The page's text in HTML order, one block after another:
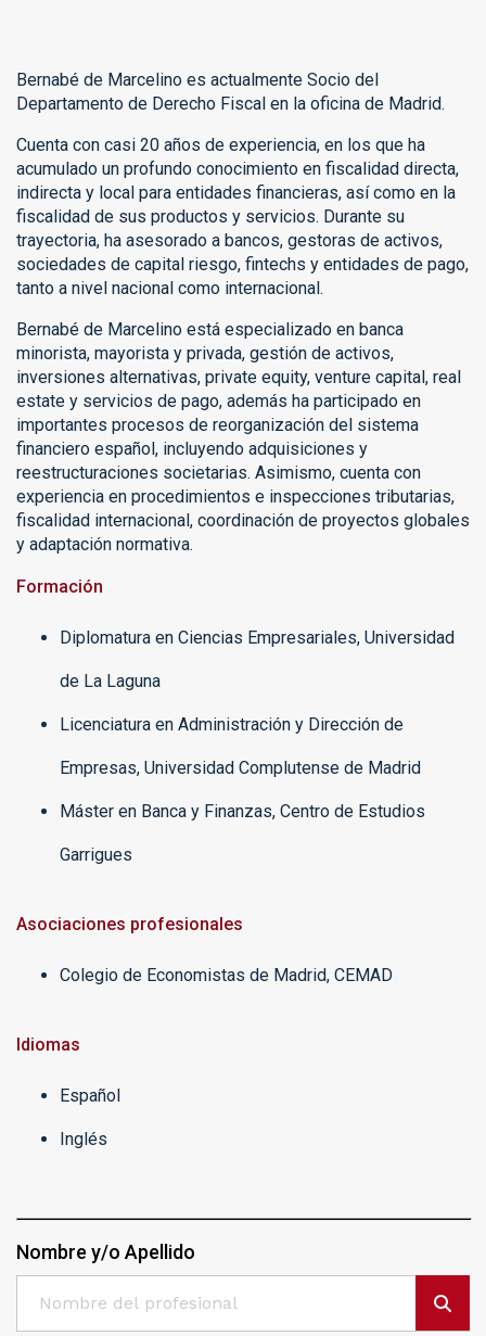
Bernabé de Marcelino es actualmente Socio del
Departamento de Derecho Fiscal en la oficina de Madrid.
Cuenta con casi 20 años de experiencia, en los que ha
acumulado un profundo conocimiento en fiscalidad directa,
indirecta y local para entidades financieras, así como en la
fiscalidad de sus productos y servicios. Durante su
trayectoria, ha asesorado a bancos, gestoras de activos,
sociedades de capital riesgo, fintechs y entidades de pago,
tanto a nivel nacional como internacional.
Bernabé de Marcelino está especializado en banca
minorista, mayorista y privada, gestión de activos,
inversiones alternativas, private equity, venture capital, real
estate y servicios de pago, además ha participado en
importantes procesos de reorganización del sistema
financiero español, incluyendo adquisiciones y
reestructuraciones societarias. Asimismo, cuenta con
experiencia en procedimientos e inspecciones tributarias,
fiscalidad internacional, coordinación de proyectos globales
y adaptación normativa.
Formación
Diplomatura en Ciencias Empresariales, Universidad
de La Laguna
Licenciatura en Administración y Dirección de
Empresas, Universidad Complutense de Madrid
Máster en Banca y Finanzas, Centro de Estudios
Garrigues
Asociaciones profesionales
Colegio de Economistas de Madrid, CEMAD
Idiomas
Español
Inglés
Nombre y/o Apellido